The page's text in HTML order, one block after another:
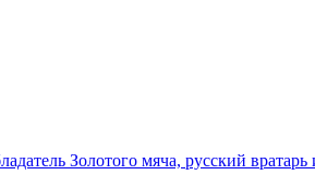
Золотого мяча, русский вратарь